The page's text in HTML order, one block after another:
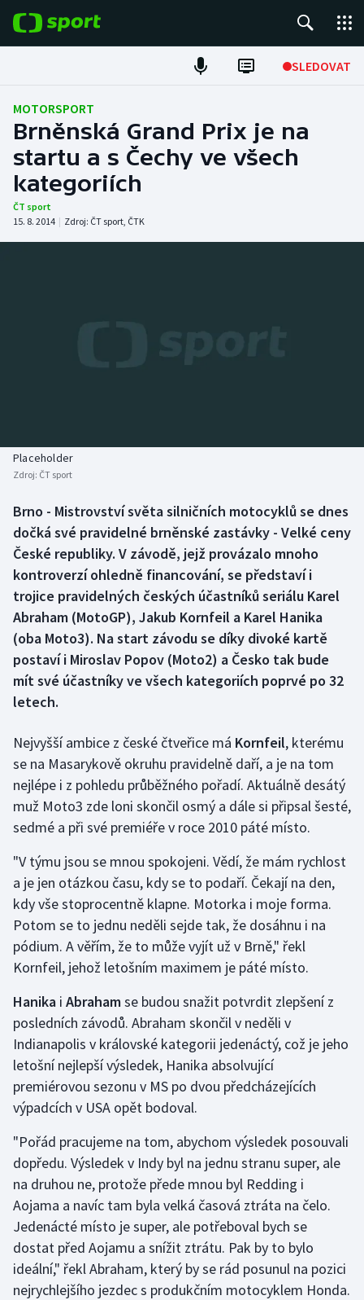
SLEDOVAT
Fotbal
Hokej
Tenis
Atletika
Biatlon
Box
Curling
Dostihy
Florbal
Futsal
Gymnastika
Házená
Judo
Krasobruslení
Lezení
Lyže a snowboard
Moderní pětiboj
Motorsport
Parasport
Plavání
Plážový volejbal
Ragby
Aplikace ČT sport
MOTORSPORT
Brněnská Grand Prix je na
startu a s Čechy ve všech
kategoriích
ČT sport
15. 8. 2014 | Zdroj: ČT sport, ČTK
Placeholder
Zdroj: ČT sport
Brno - Mistrovství světa silničních motocyklů se dnes
dočká své pravidelné brněnské zastávky - Velké ceny
České republiky. V závodě, jejž provázalo mnoho
kontroverzí ohledně financování, se představí i
trojice pravidelných českých účastníků seriálu Karel
Abraham (MotoGP), Jakub Kornfeil a Karel Hanika
(oba Moto3). Na start závodu se díky divoké kartě
postaví i Miroslav Popov (Moto2) a Česko tak bude
mít své účastníky ve všech kategoriích poprvé po 32
letech.
Nejvyšší ambice z české čtveřice má Kornfeil, kterému
se na Masarykově okruhu pravidelně daří, a je na tom
nejlépe i z pohledu průběžného pořadí. Aktuálně desátý
muž Moto3 zde loni skončil osmý a dále si připsal šesté,
sedmé a při své premiéře v roce 2010 páté místo.
"V týmu jsou se mnou spokojeni. Vědí, že mám rychlost
a je jen otázkou času, kdy se to podaří. Čekají na den,
kdy vše stoprocentně klapne. Motorka i moje forma.
Potom se to jednu neděli sejde tak, že dosáhnu i na
pódium. A věřím, že to může vyjít už v Brně," řekl
Kornfeil, jehož letošním maximem je páté místo.
Hanika i Abrahamse budou snažit potvrdit zlepšení z
posledních závodů. Abraham skončil v neděli v
Indianapolis v královské kategorii jedenáctý, což je jeho
letošní nejlepší výsledek, Hanika absolvující
premiérovou sezonu v MS po dvou předcházejících
výpadcích v USA opět bodoval.
"Pořád pracujeme na tom, abychom výsledek posouvali
dopředu. Výsledek v Indy byl na jednu stranu super, ale
na druhou ne, protože přede mnou byl Redding i
Aojama a navíc tam byla velká časová ztráta na čelo.
Jedenácté místo je super, ale potřeboval bych se
dostat před Aojamu a snížit ztrátu. Pak by to bylo
ideální," řekl Abraham, který by se rád posunul na pozici
nejrychlejšího jezdec s produkčním motocyklem Honda.